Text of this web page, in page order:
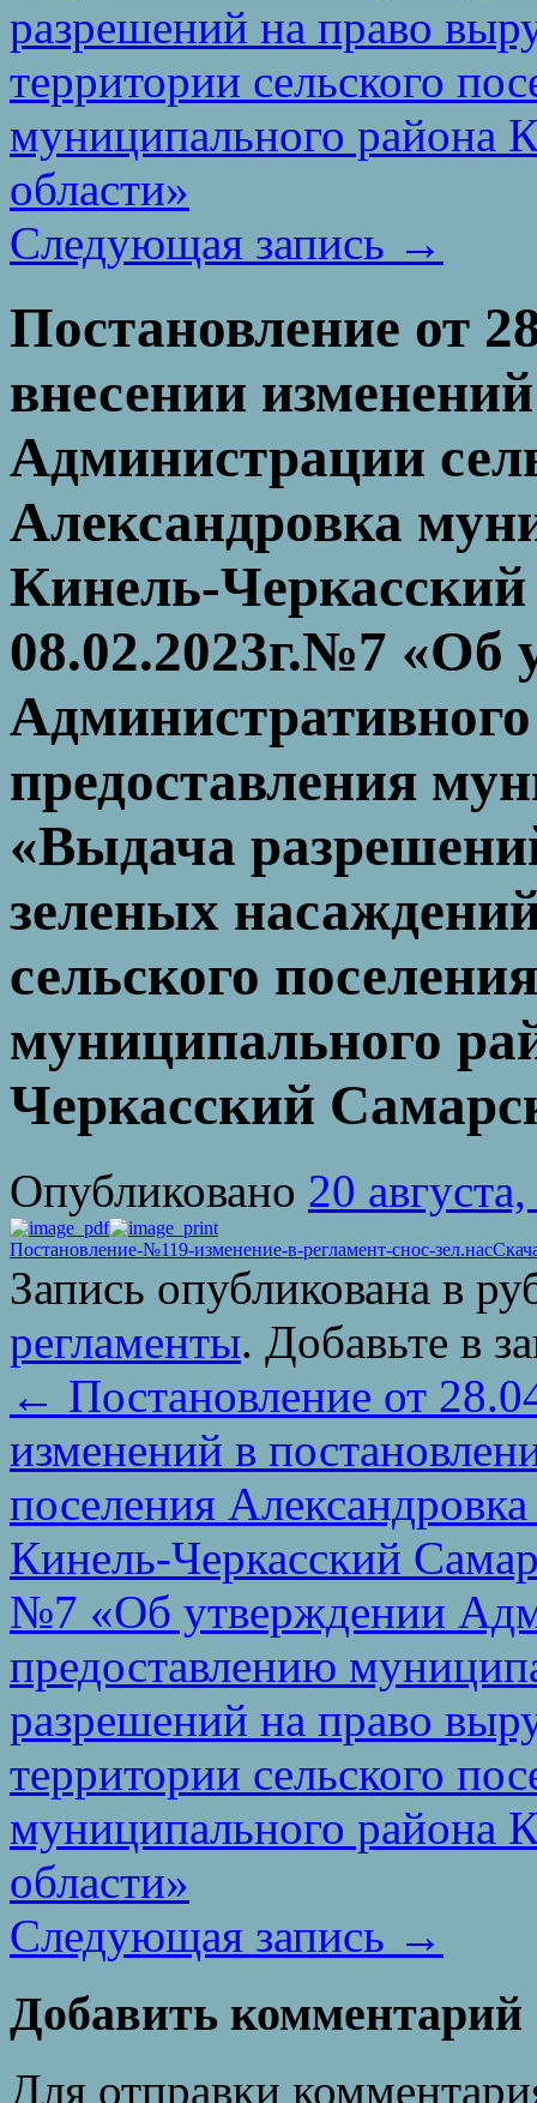
разрешений на право
территории сельского
муниципального района
области»
Следующая запись →
Постановление от
внесении
Администрации
Александровка
Кинель-
08.02.2023г.№7 «Об
предоставления
«Выдача
зеленых
сельского
муниципального
Черкасский
Опубликовано 20
Постановление-№119-изменение-в-регламент-снос-зел.нас
Запись опубликована в
регламенты. Добавьте в
← Постановление от
изменений в
поселения
Кинель-Черкасский
№7 «Об утверждении
предоставлению
разрешений на право
территории сельского
муниципального района
области»
Следующая запись →
Добавить комментарий
Для отправки